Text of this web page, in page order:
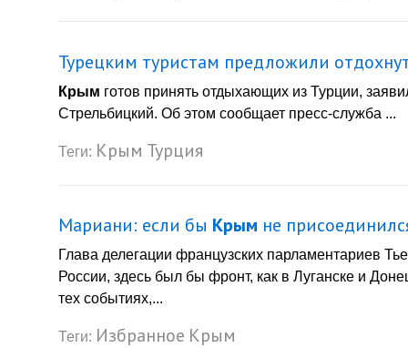
Турецким туристам предложили
Крым готов принять отдыхающих из Турции,
Стрельбицкий. Об этом сообщает пресс-служба ...
Теги: Крым Турция
Мариани: если бы Крым не
Глава делегации французских парламентариев
России, здесь был бы фронт, как в Луганске и
тех событиях,...
Теги: Избранное Крым